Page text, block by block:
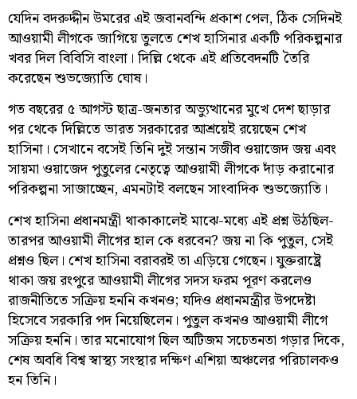
যেদিন বদরুদ্দীন উমরের এই জবানবন্দি প্রকাশ পেল, ঠিক সেদিনই
আওয়ামী লীগকে জাগিয়ে তুলতে শেখ হাসিনার একটি পরিকল্পনার
খবর দিল বিবিসি বাংলা। দিল্লি থেকে এই প্রতিবেদনটি তৈরি
করেছেন শুভজ্যোতি ঘোষ।
গত বছরের ৫ আগস্ট ছাত্র-জনতার অভ্যুত্থানের মুখে দেশ ছাড়ার
পর থেকে দিল্লিতে ভারত সরকারের আশ্রয়েই রয়েছেন শেখ
হাসিনা। সেখানে বসেই তিনি দুই সন্তান সজীব ওয়াজেদ জয় এবং
সায়মা ওয়াজেদ পুতুলের নেতৃত্বে আওয়ামী লীগকে দাঁড় করানোর
পরিকল্পনা সাজাচ্ছেন, এমনটাই বলছেন সাংবাদিক শুভজ্যোতি।
শেখ হাসিনা প্রধানমন্ত্রী থাকাকালেই মাঝে-মধ্যে এই প্রশ্ন উঠছিল-
তারপর আওয়ামী লীগের হাল কে ধরবেন? জয় না কি পুতুল, সেই
প্রশ্নও ছিল। শেখ হাসিনা বরাবরই তা এড়িয়ে গেছেন। যুক্তরাষ্ট্রে
থাকা জয় রংপুরে আওয়ামী লীগের সদস ফরম পূরণ করলেও
রাজনীতিতে সক্রিয় হননি কখনও; যদিও প্রধানমন্ত্রীর উপদেষ্টা
হিসেবে সরকারি পদ নিয়েছিলেন। পুতুল কখনও আওয়ামী লীগে
সক্রিয় হননি। তার মনোযোগ ছিল অটিজম সচেতনতা গড়ার দিকে,
শেষ অবধি বিশ্ব স্বাস্থ্য সংস্থার দক্ষিণ এশিয়া অঞ্চলের পরিচালকও
হন তিনি।